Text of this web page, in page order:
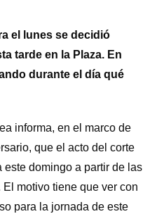
el lunes se decidió
tarde en la Plaza. En
durante el día qué
informa, en el marco de
que el acto del corte
este domingo a partir de las
motivo tiene que ver con
para la jornada de este